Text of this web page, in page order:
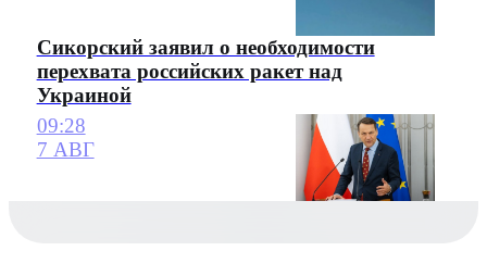
Сикорский заявил о необходимости
перехвата российских ракет над
Украиной
09:28
7 АВГ